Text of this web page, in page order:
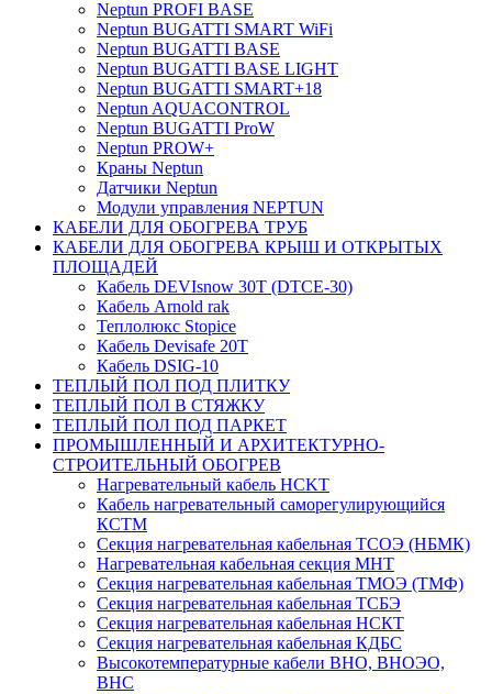
Neptun PROFI BASE
Neptun BUGATTI SMART WiFi
Neptun BUGATTI BASE
Neptun BUGATTI BASE LIGHT
Neptun BUGATTI SMART+18
Neptun AQUACONTROL
Neptun BUGATTI ProW
Neptun PROW+
Краны Neptun
Датчики Neptun
Модули управления NEPTUN
КАБЕЛИ ДЛЯ ОБОГРЕВА ТРУБ
КАБЕЛИ ДЛЯ ОБОГРЕВА КРЫШ И ОТКРЫТЫХ
ПЛОЩАДЕЙ
Кабель DEVIsnow 30Т (DTCE-30)
Кабель Arnold rak
Теплолюкс Stopice
Кабель Devisafe 20T
Кабель DSIG-10
ТЕПЛЫЙ ПОЛ ПОД ПЛИТКУ
ТЕПЛЫЙ ПОЛ В СТЯЖКУ
ТЕПЛЫЙ ПОЛ ПОД ПАРКЕТ
ПРОМЫШЛЕННЫЙ И АРХИТЕКТУРНО-
СТРОИТЕЛЬНЫЙ ОБОГРЕВ
Нагревательный кабель НCKТ
Кабель нагревательный саморегулирующийся
КСТМ
Секция нагревательная кабельная ТСОЭ (НБМК)
Нагревательная кабельная секция МНТ
Секция нагревательная кабельная ТМОЭ (ТМФ)
Секция нагревательная кабельная ТСБЭ
Секция нагревательная кабельная НСКТ
Секция нагревательная кабельная КДБС
Высокотемпературные кабели ВНО, ВНОЭО,
ВНС